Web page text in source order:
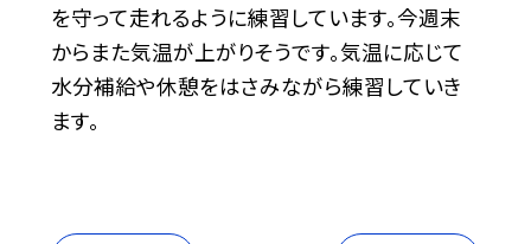
を守って走れるように練習しています。今週末
からまた気温が上がりそうです。気温に応じて
水分補給や休憩をはさみながら練習していき
ます。